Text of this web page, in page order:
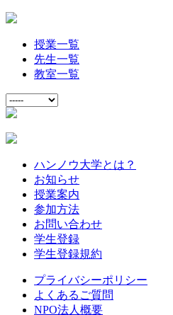
授業一覧
先生一覧
教室一覧
ハンノウ大学とは？
お知らせ
授業案内
参加方法
お問い合わせ
学生登録
学生登録規約
プライバシーポリシー
よくあるご質問
NPO法人概要